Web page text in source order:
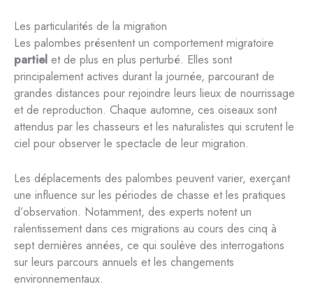
Les particularités de la migration
Les palombes présentent un comportement migratoire
partiel et de plus en plus perturbé. Elles sont
principalement actives durant la journée, parcourant de
grandes distances pour rejoindre leurs lieux de nourrissage
et de reproduction. Chaque automne, ces oiseaux sont
attendus par les chasseurs et les naturalistes qui scrutent le
ciel pour observer le spectacle de leur migration.
Les déplacements des palombes peuvent varier, exerçant
une influence sur les périodes de chasse et les pratiques
d’observation. Notamment, des experts notent un
ralentissement dans ces migrations au cours des cinq à
sept dernières années, ce qui soulève des interrogations
sur leurs parcours annuels et les changements
environnementaux.